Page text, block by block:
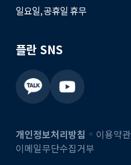
일요일, 공휴일 휴무
플란 SNS
개인정보처리방침 이용약관
이메일무단수집거부